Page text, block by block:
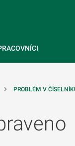
PROBLÉM V